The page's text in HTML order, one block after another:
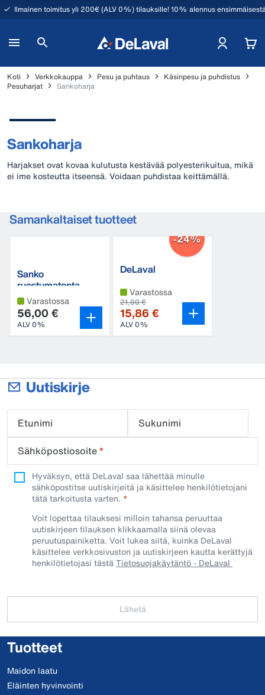
Ilmainen toimitus yli 200€ (ALV 0%) tilauksille! 10% alennus
Koti Verkkokauppa Pesu ja puhtaus
Käsinpesu ja puhdistus
Pesuharjat
Sankoharja
Sankoharja
Harjakset ovat kovaa kulutusta kestävää polyesterikuitua, mikä
ei ime kosteutta itseensä. Voidaan puhdistaa keittämällä.
Samankaltaiset tuotteet
Sanko
ruostumatonta
terästä
Varastossa
56,00 €
ALV 0%
-24%
DeLaval
Varastossa
21,00 €
15,86 €
ALV 0%
Uutiskirje
Etunimi
Sukunimi
Sähköpostiosoite*
Hyväksyn, että DeLaval saa lähettää minulle
sähköpostitse uutiskirjeitä ja käsittelee henkilötietojani
tätä tarkoitusta varten.
Voit lopettaa tilauksesi milloin tahansa peruuttaa
uutiskirjeen tilauksen klikkaamalla siinä olevaa
peruutuspainiketta. Voit lukea siitä, kuinka DeLaval
käsittelee verkkosivuston ja uutiskirjeen kautta kerättyjä
henkilötietojasi tästäTietosuojakäytäntö - DeLaval
Lähetä
Tuotteet
Maidon laatu
Eläinten hyvinvointi